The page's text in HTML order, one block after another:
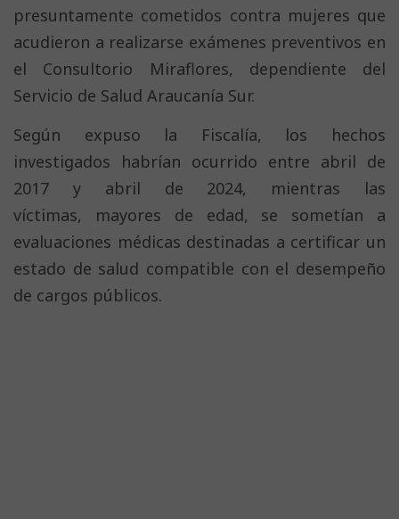
presuntamente cometidos contra mujeres que
acudieron a realizarse exámenes preventivos en
el Consultorio Miraflores, dependiente del
Servicio de Salud Araucanía Sur.
Según expuso la Fiscalía, los hechos
investigados habrían ocurrido entre abril de
2017 y abril de 2024, mientras las
víctimas, mayores de edad, se sometían a
evaluaciones médicas destinadas a certificar un
estado de salud compatible con el desempeño
de cargos públicos.